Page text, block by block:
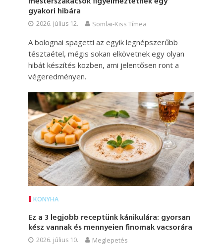
gyakori hibára
2026. július 12. Somlai-Kiss Tímea
A bolognai spagetti az egyik legnépszerűbb
tésztaétel, mégis sokan elkövetnek egy olyan
hibát készítés közben, ami jelentősen ront a
végeredményen.
KONYHA
Ez a 3 legjobb receptünk kánikulára: gyorsan
kész vannak és mennyeien finomak vacsorára
2026. július 10. Meglepetés